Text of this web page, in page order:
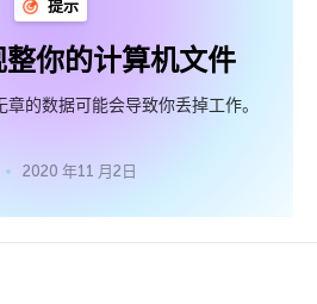
提示
你的计算机文件
的数据可能会导致你丢掉工作。
2020 年11 月2日